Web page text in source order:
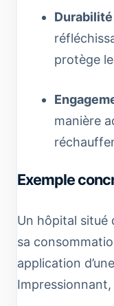
protège
manière
Exemple
Un hôpital situé
sa
application
Impressionnant,